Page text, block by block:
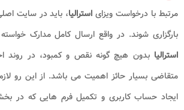
مرتبط با درخواست ویزای استرالیا، باید در سایت
بارگزاری شوند. در واقع ارسال کامل مدارک
استرالیا بدون هیچ گونه نقص و کمبود، در روند
متقاضی بسیار حائز اهمیت می باشد. از این رو